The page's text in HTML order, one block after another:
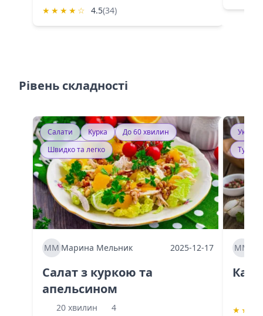
★ ★ ★ ★ ☆ 4.5(34)
Рівень складності
Салати Курка
До 60 хвилин
Швидко та легко
ММ Марина Мельник 2025-12-17
Салат з куркою та
апельсином
20 хвилин
4
ММ
★ ★